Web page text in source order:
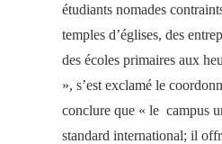
étudiants nomades
temples d’églises, des
des écoles primaires aux
», s’est exclamé le
conclure que « le campus
standard international; il